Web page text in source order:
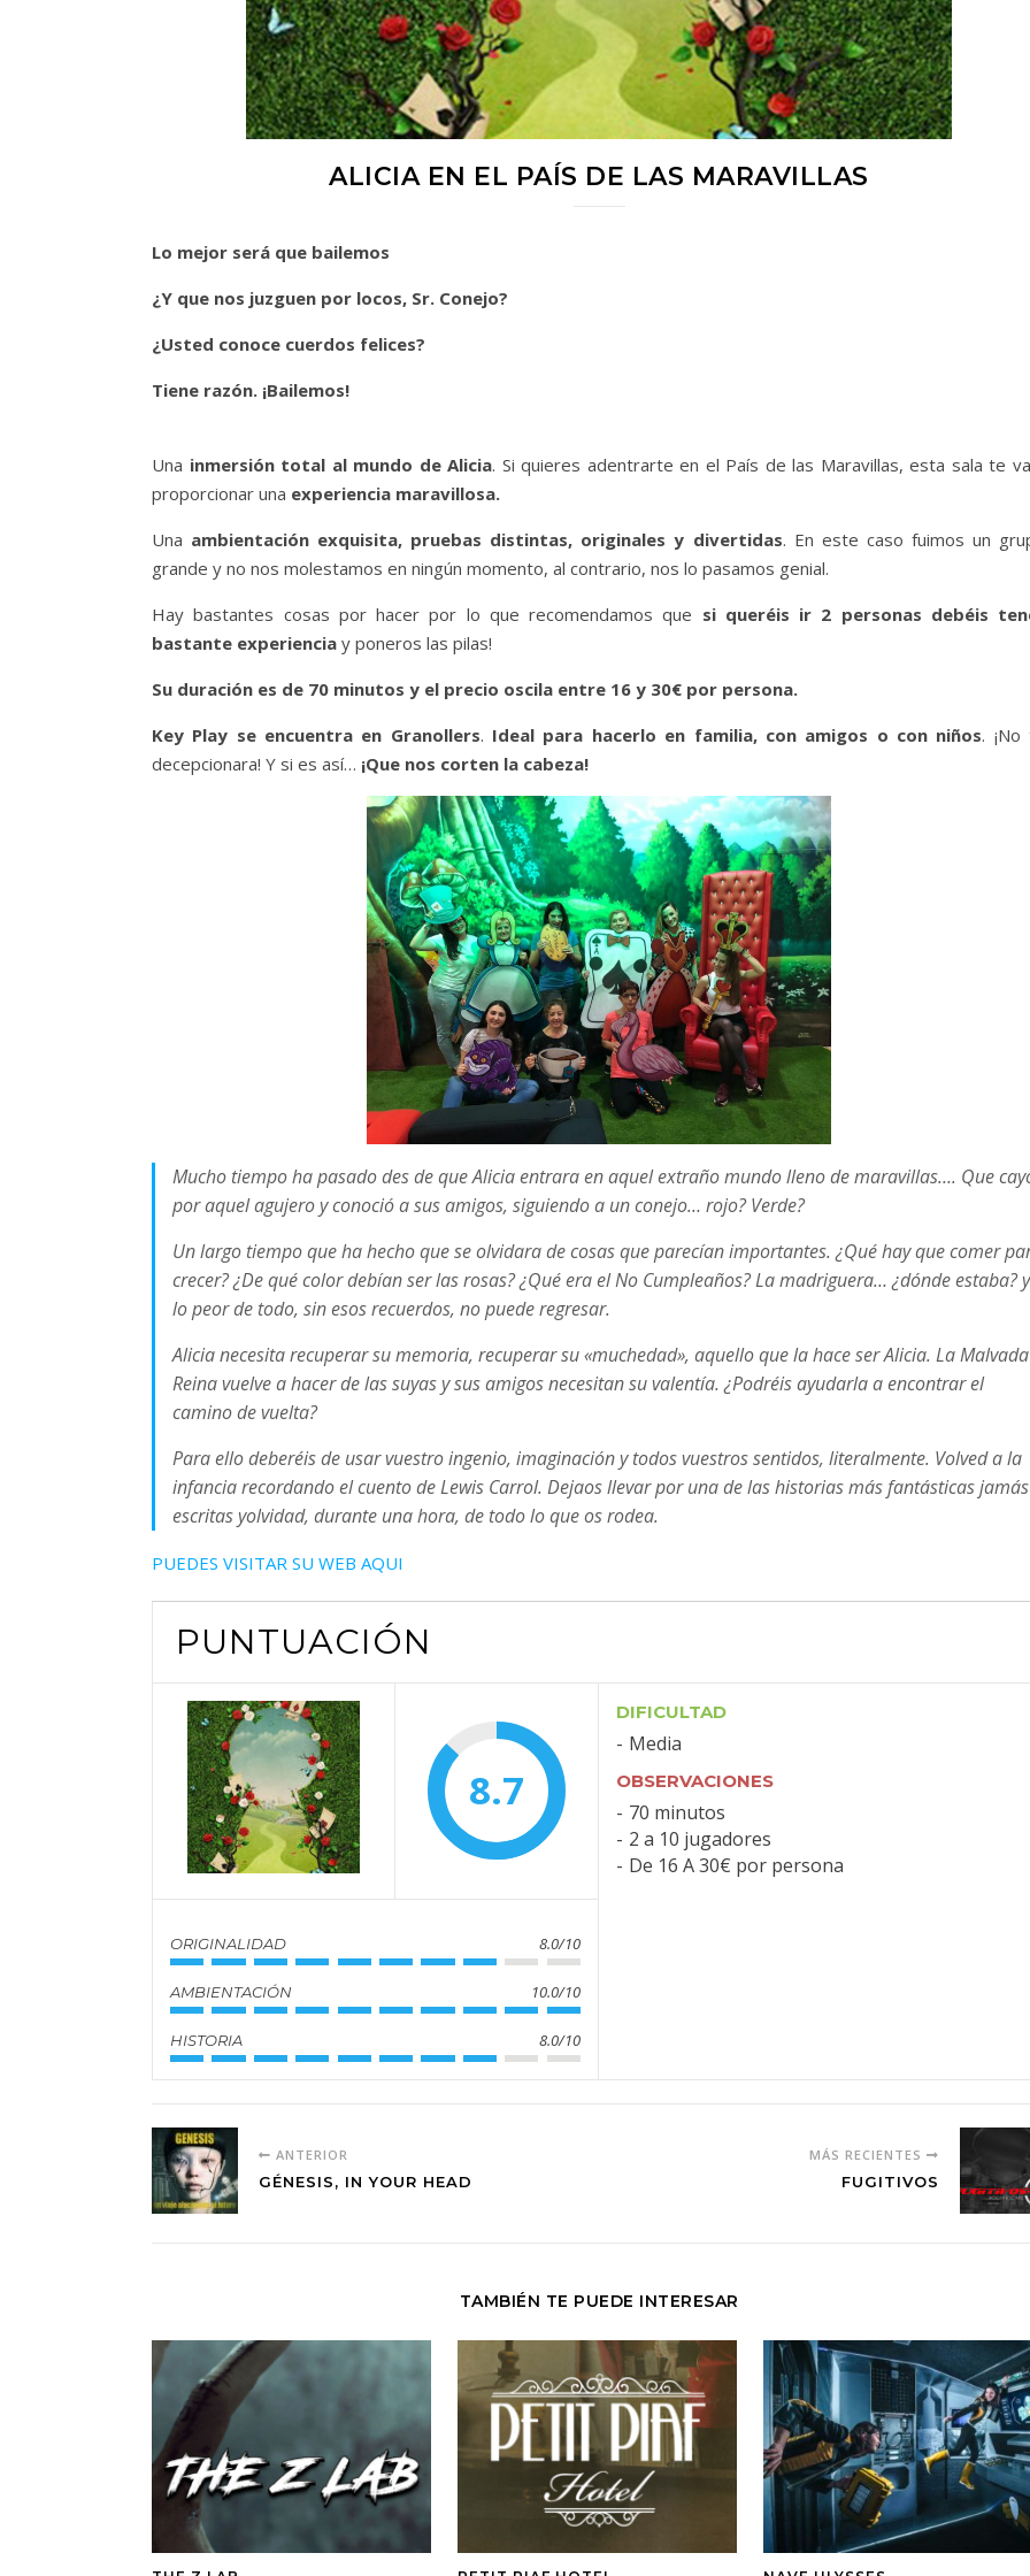
ALICIA EN EL PAÍS DE LAS MARAVILLAS
Lo mejor será que bailemos
¿Y que nos juzguen por locos, Sr. Conejo?
¿Usted conoce cuerdos felices?
Tiene razón. ¡Bailemos!
Una inmersión total al mundo de Alicia. Si quieres adentrarte en el País de las Maravillas, esta sala te
proporcionar una experiencia maravillosa.
Una ambientación exquisita, pruebas distintas, originales y divertidas. En este caso fuimos un
grande y no nos molestamos en ningún momento, al contrario, nos lo pasamos genial.
Hay bastantes cosas por hacer por lo que recomendamos que si queréis ir 2 personas debéis
bastante experiencia y poneros las pilas!
Su duración es de 70 minutos y el precio oscila entre 16 y 30€ por persona.
Key Play se encuentra en Granollers. Ideal para hacerlo en familia, con amigos o con niños. ¡No
decepcionara! Y si es así… ¡Que nos corten la cabeza!
Mucho tiempo ha pasado des de que Alicia entrara en aquel extraño mundo lleno de maravillas…. Que
por aquel agujero y conoció a sus amigos, siguiendo a un conejo… rojo? Verde?
Un largo tiempo que ha hecho que se olvidara de cosas que parecían importantes. ¿Qué hay que comer
crecer? ¿De qué color debían ser las rosas? ¿Qué era el No Cumpleaños? La madriguera… ¿dónde estaba? y
lo peor de todo, sin esos recuerdos, no puede regresar.
Alicia necesita recuperar su memoria, recuperar su «muchedad», aquello que la hace ser Alicia. La Malvada
Reina vuelve a hacer de las suyas y sus amigos necesitan su valentía. ¿Podréis ayudarla a encontrar el
camino de vuelta?
Para ello deberéis de usar vuestro ingenio, imaginación y todos vuestros sentidos, literalmente. Volved a la
infancia recordando el cuento de Lewis Carrol. Dejaos llevar por una de las historias más fantásticas jamás
escritas yolvidad, durante una hora, de todo lo que os rodea.
PUEDES VISITAR SU WEB AQUI
PUNTUACIÓN
8.7
ORIGINALIDAD 8.0/10
AMBIENTACIÓN 10.0/10
HISTORIA 8.0/10
DIFICULTAD
Media
OBSERVACIONES
70 minutos
2 a 10 jugadores
De 16 A 30€ por persona
ANTERIOR
GÉNESIS, IN YOUR HEAD
MÁS RECIENTES
FUGITIVOS
TAMBIÉN TE PUEDE INTERESAR